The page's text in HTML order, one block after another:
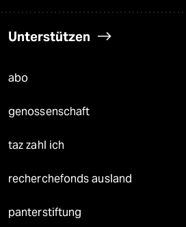
Unterstützen
abo
genossenschaft
taz zahl ich
recherchefonds ausland
panterstiftung